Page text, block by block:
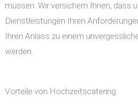
müssen. Wir versichern Ihnen, dass
Dienstleistungen Ihren
Ihren Anlass zu einem
werden.
Vorteile von Hochzeitscatering